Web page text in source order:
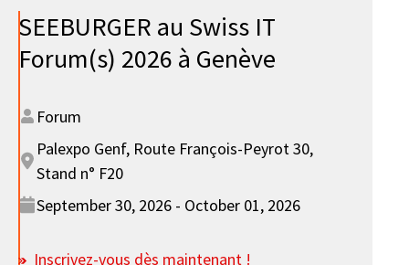
SEEBURGER au Swiss IT
Forum(s) 2026 à Genève
Forum
Palexpo Genf, Route François-Peyrot 30,
Stand n° F20
September 30, 2026 - October 01, 2026
Inscrivez-vous dès maintenant !